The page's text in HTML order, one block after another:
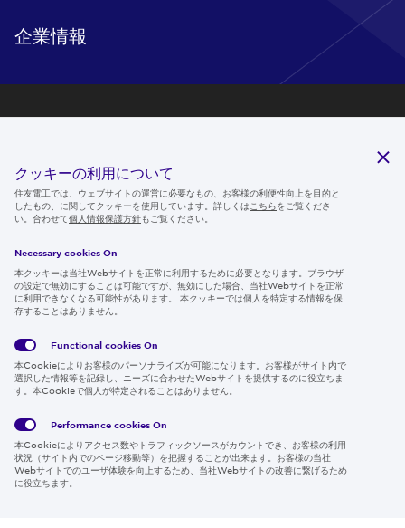
企業情報
ニュースルーム
IR情報
採用情報
Global
Policy
サイト
約
Region & Language:
Japan | JP
クッキーの利用について
住友電工では、ウェブサイトの運営に必要なもの、お客様の利便性向上を目的と
したもの、に関してクッキーを使用しています。詳しくは こちらをご覧くださ
い。合わせて個人情報保護方針もご覧ください。
Necessary cookies On
本クッキーは当社Webサイトを正常に利用するために必要となります。ブラウザ
の設定で無効にすることは可能ですが、無効にした場合、当社Webサイトを正常
に利用できなくなる可能性があります。 本クッキーでは個人を特定する情報を保
存することはありません。
Functional cookies On
本Cookieによりお客様のパーソナライズが可能になります。お客様がサイト内で
選択した情報等を記録し、ニーズに合わせたWebサイトを提供するのに役立ちま
す。本Cookieで個人が特定されることはありません。
Performance cookies On
本Cookieによりアクセス数やトラフィックソースがカウントでき、お客様の利用
状況（サイト内でのページ移動等）を把握することが出来ます。お客様の当社
Webサイトでのユーザ体験を向上するため、当社Webサイトの改善に繋げるため
に役立ちます。